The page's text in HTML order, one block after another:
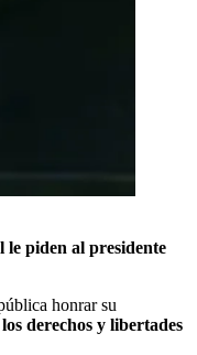
le piden al presidente
honrar su
derechos y libertades